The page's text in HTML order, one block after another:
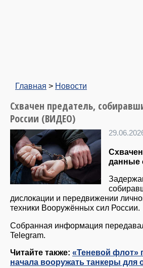
Главная > Новости
Схвачен предатель,
России (ВИДЕО)
данные
дислокации и передвижении
техники Вооружённых сил России.
Собранная информация
Telegram.
Читайте также: «Теневой флот»
начала вооружать танкеры